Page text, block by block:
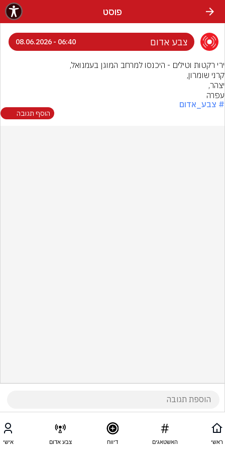
פוסט
צבע אדום 06:40 - 08.06.2026
עפרה
# צבע_אדום
הוסף תגובה
ראשי האשטאגים דיווח צבע אדום אישי